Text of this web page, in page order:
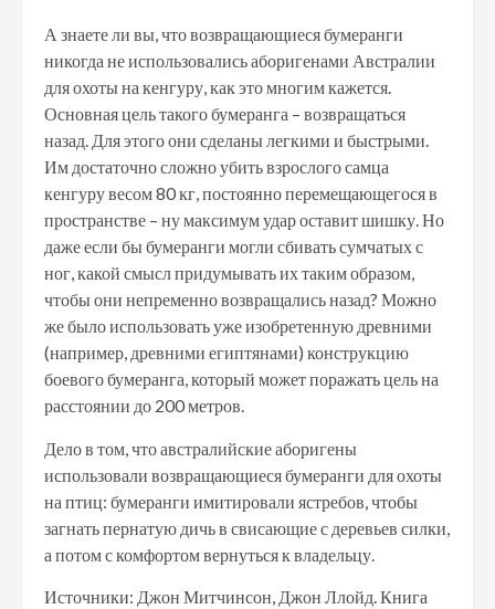
А знаете ли вы, что возвращающиеся бумеранги
никогда не использовались аборигенами Австралии
для охоты на кенгуру, как это многим кажется.
Основная цель такого бумеранга – возвращаться
назад. Для этого они сделаны легкими и быстрыми.
Им достаточно сложно убить взрослого самца
кенгуру весом 80 кг, постоянно перемещающегося в
пространстве – ну максимум удар оставит шишку. Но
даже если бы бумеранги могли сбивать сумчатых с
ног, какой смысл придумывать их таким образом,
чтобы они непременно возвращались назад? Можно
же было использовать уже изобретенную древними
(например, древними египтянами) конструкцию
боевого бумеранга, который может поражать цель на
расстоянии до 200 метров.
Дело в том, что австралийские аборигены
использовали возвращающиеся бумеранги для охоты
на птиц: бумеранги имитировали ястребов, чтобы
загнать пернатую дичь в свисающие с деревьев силки,
а потом с комфортом вернуться к владельцу.
Источники: Джон Митчинсон, Джон Ллойд. Книга